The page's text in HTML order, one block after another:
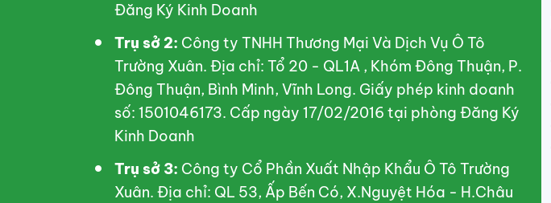
Đăng Ký Kinh Doanh
Trụ sở 2: Công ty TNHH Thương Mại Và Dịch Vụ Ô Tô
Trường Xuân. Địa chỉ: Tổ 20 - QL1A , Khóm Đông Thuận, P.
Đông Thuận, Bình Minh, Vĩnh Long. Giấy phép kinh doanh
số: 1501046173. Cấp ngày 17/02/2016 tại phòng Đăng Ký
Kinh Doanh
Trụ sở 3: Công ty Cổ Phần Xuất Nhập Khẩu Ô Tô Trường
Xuân. Địa chỉ: QL 53, Ấp Bến Có, X.Nguyệt Hóa - H.Châu